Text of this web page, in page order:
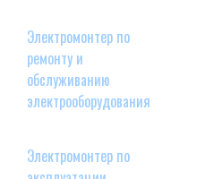
Электромонтер по
ремонту и
обслуживанию
электрооборудования
Электромонтер по